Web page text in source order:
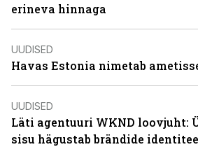
erineva hinnaga
UUDISED
Havas Estonia nimetab
UUDISED
Läti agentuuri WKND loovjuht:
sisu hägustab brändide